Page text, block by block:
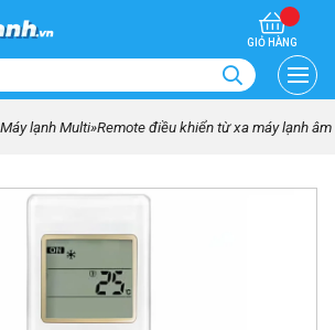
GIỎ HÀNG
Máy lạnh Multi»Remote điều khiển từ xa máy lạnh